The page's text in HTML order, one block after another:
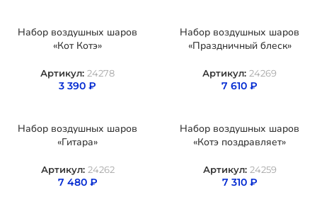
Набор воздушных шаров
«Кот Котэ»
Артикул: 24278
3 390 ₽
Набор воздушных шаров
«Праздничный блеск»
Артикул: 24269
7 610 ₽
Набор воздушных шаров
«Гитара»
Артикул: 24262
7 480 ₽
Набор воздушных шаров
«Котэ поздравляет»
Артикул: 24259
7 310 ₽